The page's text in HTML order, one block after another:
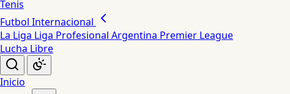
Tenis
Futbol Internacional
La Liga Liga Profesional Argentina Premier League
Lucha Libre
Inicio